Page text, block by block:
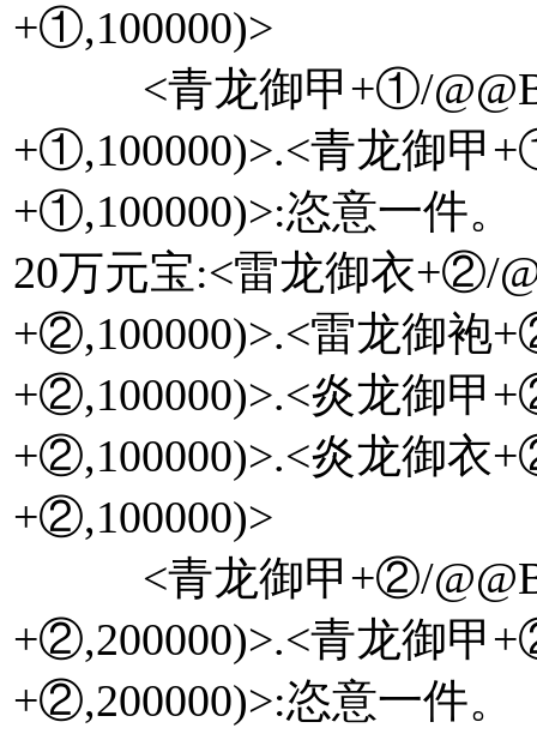
+①,100000)>
<青龙御甲+①/
+①,100000)>.<青龙御甲
+①,100000)>:恣意一件。
20万元宝:<雷龙御衣+②/
+②,100000)>.<雷龙御袍
+②,100000)>.<炎龙御甲
+②,100000)>.<炎龙御衣
+②,100000)>
<青龙御甲+②/
+②,200000)>.<青龙御甲
+②,200000)>:恣意一件。